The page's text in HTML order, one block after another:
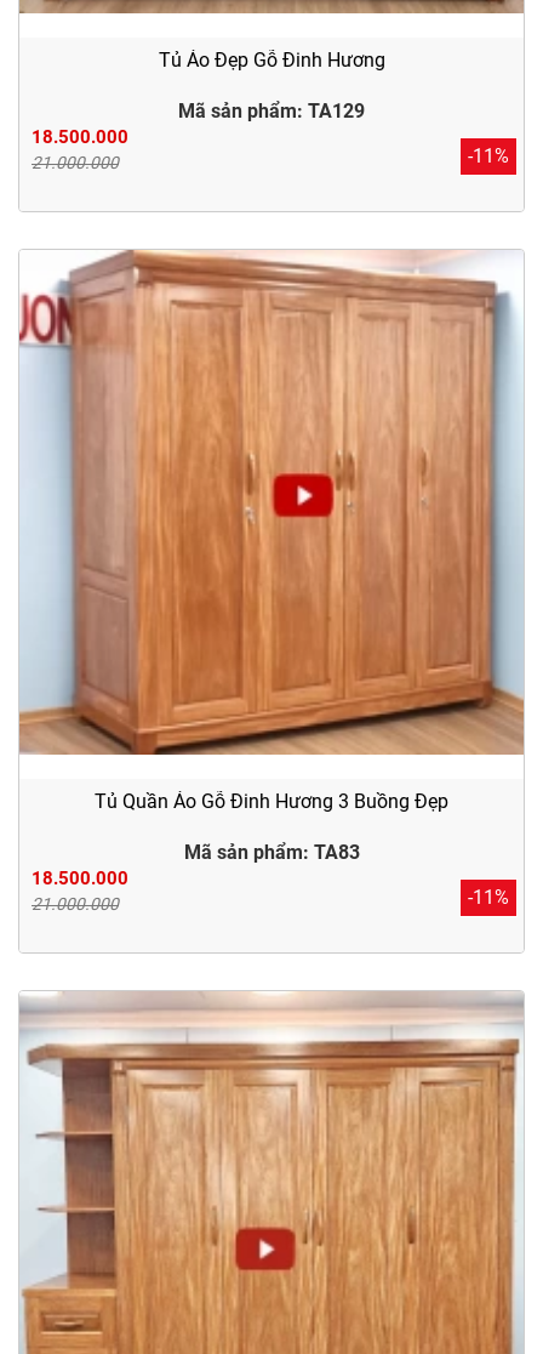
Tủ Áo Đẹp Gỗ Đinh Hương
Mã sản phẩm: TA129
18.500.000
21.000.000 -11%
Tủ Quần Áo Gỗ Đinh Hương 3 Buồng Đẹp
Mã sản phẩm: TA83
18.500.000
21.000.000 -11%